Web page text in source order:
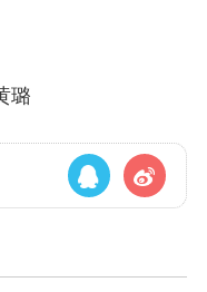
璐